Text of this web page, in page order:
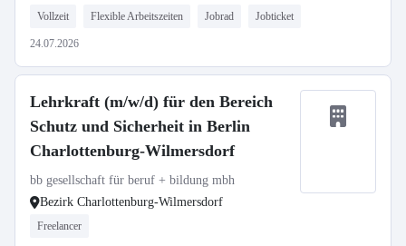
Vollzeit Flexible Arbeitszeiten Jobrad Jobticket
24.07.2026
Lehrkraft (m/w/d) für den Bereich
Schutz und Sicherheit in Berlin
Charlottenburg-Wilmersdorf
bb gesellschaft für beruf + bildung mbh
Bezirk Charlottenburg-Wilmersdorf
Freelancer